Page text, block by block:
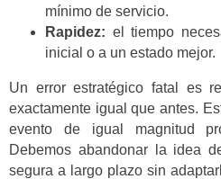
mínimo de servicio.
Rapidez: el tiempo
inicial o a un estado mejor.
Un error estratégico fatal es
exactamente igual que antes.
evento de igual magnitud
Debemos abandonar la idea
segura a largo plazo sin